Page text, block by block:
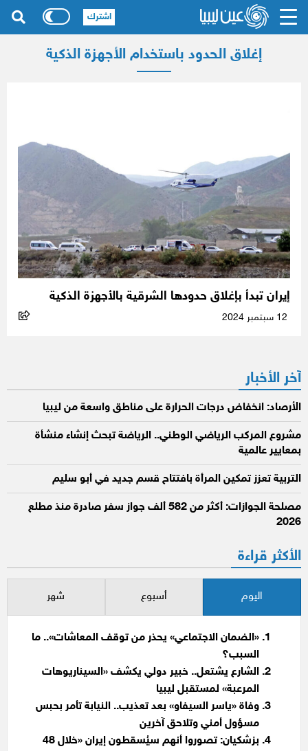
إغلاق الحدود باستخدام الأجهزة الذكية
إيران تبدأ بإغلاق حدودها الشرقية بالأجهزة الذكية
آخر الأخبار
الأرصاد: انخفاض درجات الحرارة على مناطق واسعة من ليبيا
مشروع المركب الرياضي الوطني.. الرياضة تبحث إنشاء منشأة
بمعايير عالمية
التربية تعزز تمكين المرأة بافتتاح قسم جديد في أبو سليم
مصلحة الجوازات: أكثر من 582 ألف جواز سفر صادرة منذ مطلع
2026
الأكثر قراءة
اليوم أسبوع شهر
«الضمان الاجتماعي» يحذر من توقف المعاشات».. ما
السبب؟
الشارع يشتعل.. خبير دولي يكشف «السيناريوهات
المرعبة» لمستقبل ليبيا
وفاة «ياسر السيفاو» بعد تعذيب.. النيابة تأمر بحبس
مسؤول أمني وتلاحق آخرين
بزشكيان: تصوروا أنهم سيُسقطون إيران «خلال 48
اشترك